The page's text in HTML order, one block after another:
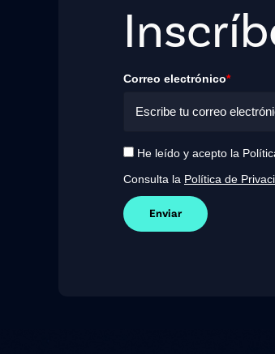
Correo electrónico*
He leído y acepto la
Consulta la Política de
Enviar